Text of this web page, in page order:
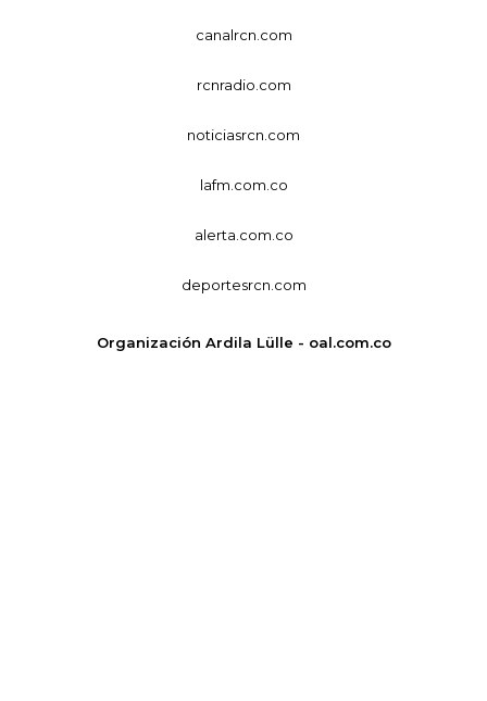
canalrcn.com
rcnradio.com
noticiasrcn.com
lafm.com.co
alerta.com.co
deportesrcn.com
Organización Ardila Lülle - oal.com.co